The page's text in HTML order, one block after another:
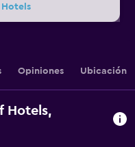
Hotels
Opiniones Ubicación
Hotels,